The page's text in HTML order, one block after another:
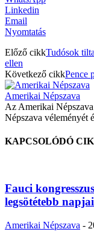
Linkedin
Email
Nyomtatás
Előző cikkTudósok
ellen
Következő cikkPence
Amerikai Népszava
Az Amerikai
Népszava véleményét
KAPCSOLÓDÓ
Fauci
legsötétebb
Amerikai Népszava -